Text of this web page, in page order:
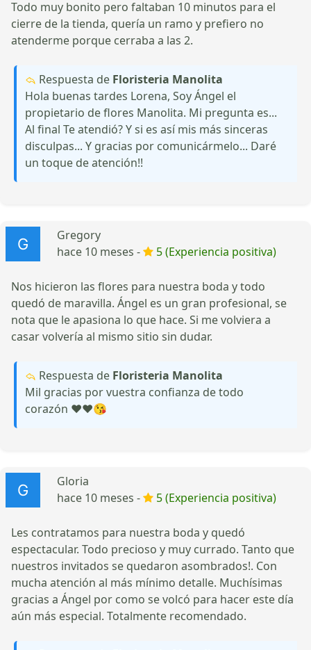
Todo muy bonito pero faltaban 10 minutos para el
cierre de la tienda, quería un ramo y prefiero no
atenderme porque cerraba a las 2.
Respuesta de Floristeria Manolita
Hola buenas tardes Lorena, Soy Ángel el
propietario de flores Manolita. Mi pregunta es...
Al final Te atendió? Y si es así mis más sinceras
disculpas... Y gracias por comunicármelo... Daré
un toque de atención!!
Gregory
hace 10 meses -
5 (Experiencia positiva)
Nos hicieron las flores para nuestra boda y todo
quedó de maravilla. Ángel es un gran profesional, se
nota que le apasiona lo que hace. Si me volviera a
casar volvería al mismo sitio sin dudar.
Respuesta de Floristeria Manolita
Mil gracias por vuestra confianza de todo
corazón ❤️❤️😘
Gloria
hace 10 meses -
5 (Experiencia positiva)
Les contratamos para nuestra boda y quedó
espectacular. Todo precioso y muy currado. Tanto que
nuestros invitados se quedaron asombrados!. Con
mucha atención al más mínimo detalle. Muchísimas
gracias a Ángel por como se volcó para hacer este día
aún más especial. Totalmente recomendado.